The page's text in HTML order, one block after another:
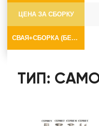
ЦЕНА ЗА СБОРКУ
СВАЯ+СБОРКА (БЕЗ ОГОЛОВКА)
ТИП: